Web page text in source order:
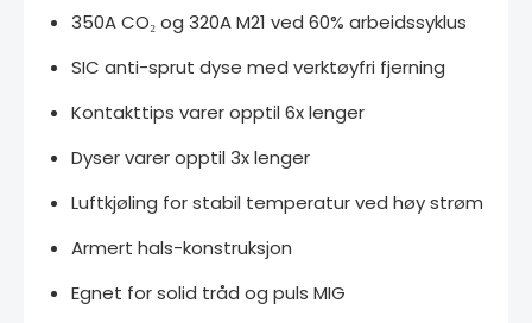
350A CO₂ og 320A M21 ved 60% arbeidssyklus
SIC anti-sprut dyse med verktøyfri fjerning
Kontakttips varer opptil 6x lenger
Dyser varer opptil 3x lenger
Luftkjøling for stabil temperatur ved høy strøm
Armert hals-konstruksjon
Egnet for solid tråd og puls MIG